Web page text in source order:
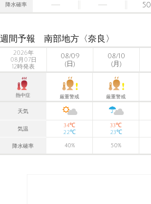
降水確率 50
週間予報 南部地方〈奈良〉
2026年
08月07日
12時発表
08/09
(日)
08/10
(月)
熱中症 厳重警戒 厳重警戒
天気
気温
34℃
22℃
33℃
23℃
降水確率 40% 50%